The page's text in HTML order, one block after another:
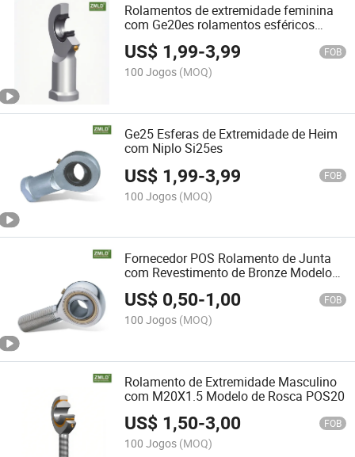
Rolamentos de extremidade feminina
com Ge20es rolamentos esféricos
Si20es
US$ 1,99-3,99 FOB
100 Jogos (MOQ)
Ge25 Esferas de Extremidade de Heim
com Niplo Si25es
US$ 1,99-3,99 FOB
100 Jogos (MOQ)
Fornecedor POS Rolamento de Junta
com Revestimento de Bronze Modelo
POS5
US$ 0,50-1,00 FOB
100 Jogos (MOQ)
Rolamento de Extremidade Masculino
com M20X1.5 Modelo de Rosca POS20
US$ 1,50-3,00 FOB
100 Jogos (MOQ)